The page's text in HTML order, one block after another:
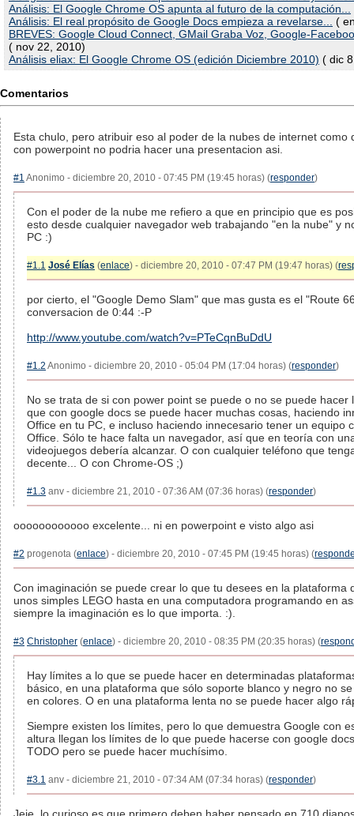
Análisis: El Google Chrome OS apunta al futuro de la computación...
Análisis: El real propósito de Google Docs empieza a revelarse...
(
BREVES: Google Cloud Connect, GMail Graba Voz, Google-
( nov 22, 2010)
Análisis eliax: El Google Chrome OS (edición Diciembre 2010) ( dic
Comentarios
Esta chulo, pero atribuir eso al poder de la nubes de internet como
con powerpoint no podria hacer una presentacion asi.
#1 Anonimo - diciembre 20, 2010 - 07:45 PM (19:45 horas) (responder)
Con el poder de la nube me refiero a que en principio que es
esto desde cualquier navegador web trabajando "en la nube" y
PC :)
#1.1 José Elías (enlace) - diciembre 20, 2010 - 07:47 PM (19:47 horas) (
por cierto, el "Google Demo Slam" que mas gusta es el "Route
conversacion de 0:44 :-P
http://www.youtube.com/watch?v=PTeCqnBuDdU
#1.2 Anonimo - diciembre 20, 2010 - 05:04 PM (17:04 horas) (responder)
No se trata de si con power point se puede o no se puede hacer
que con google docs se puede hacer muchas cosas, haciendo
Office en tu PC, e incluso haciendo innecesario tener un equipo
Office. Sólo te hace falta un navegador, así que en teoría con
videojuegos debería alcanzar. O con cualquier teléfono que
decente... O con Chrome-OS ;)
#1.3 anv - diciembre 21, 2010 - 07:36 AM (07:36 horas) (responder)
oooooooooooo excelente... ni en powerpoint e visto algo asi
#2 progenota (enlace) - diciembre 20, 2010 - 07:45 PM (19:45 horas) (
Con imaginación se puede crear lo que tu desees en la plataforma
unos simples LEGO hasta en una computadora programando en
siempre la imaginación es lo que importa. :).
#3 Christopher (enlace) - diciembre 20, 2010 - 08:35 PM (20:35 horas) (
Hay límites a lo que se puede hacer en determinadas
básico, en una plataforma que sólo soporte blanco y negro no
en colores. O en una plataforma lenta no se puede hacer algo
Siempre existen los límites, pero lo que demuestra Google con
altura llegan los límites de lo que puede hacerse con google
TODO pero se puede hacer muchísimo.
#3.1 anv - diciembre 21, 2010 - 07:34 AM (07:34 horas) (responder)